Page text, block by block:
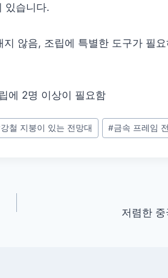
있습니다.
않음, 조립에 특별한 도구가 필
에 2명 이상이 필요함
강철 지붕이 있는 전망대 #금속 프레임
저렴한